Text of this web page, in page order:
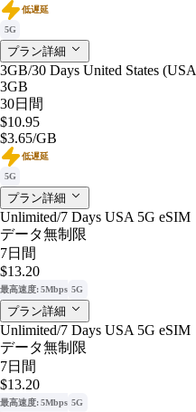
低遅延
5G
プラン詳細
3GB/30 Days United States (USA
3GB
30日間
$10.95
$3.65/GB
低遅延
5G
プラン詳細
Unlimited/7 Days USA 5G eSIM
データ無制限
7日間
$13.20
最高速度: 5Mbps 5G
プラン詳細
Unlimited/7 Days USA 5G eSIM
データ無制限
7日間
$13.20
最高速度: 5Mbps 5G